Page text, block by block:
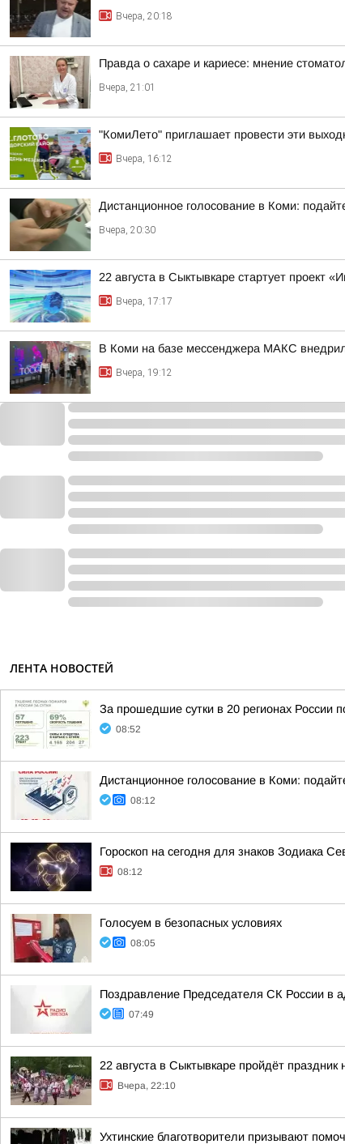
Вчера, 20:18
Правда о сахаре и кариесе: мнение
Вчера, 21:01
"КомиЛето" приглашает провести эти
Вчера, 16:12
Дистанционное голосование в Коми:
Вчера, 20:30
22 августа в Сыктывкаре стартует проект
Вчера, 17:17
В Коми на базе мессенджера МАКС
Вчера, 19:12
ЛЕНТА НОВОСТЕЙ
За прошедшие сутки в 20 регионах России
08:52
Дистанционное голосование в Коми:
08:12
Гороскоп на сегодня для знаков Зодиака
08:12
Голосуем в безопасных условиях
08:05
Поздравление Председателя СК России в
07:49
22 августа в Сыктывкаре пройдёт
Вчера, 22:10
Ухтинские благотворители призывают